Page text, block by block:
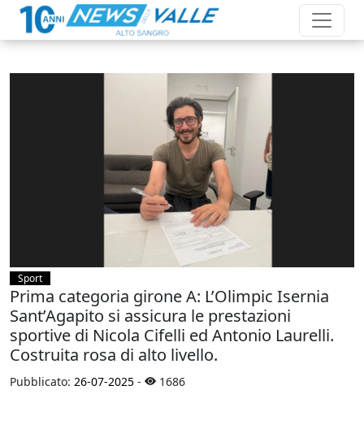
Sport
Prima categoria girone A: L’Olimpic Isernia
Sant’Agapito si assicura le prestazioni
sportive di Nicola Cifelli ed Antonio Laurelli.
Costruita rosa di alto livello.
Pubblicato: 26-07-2025 - 1686